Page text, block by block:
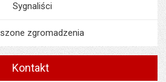
Sygnaliści
zgromadzenia
Kontakt